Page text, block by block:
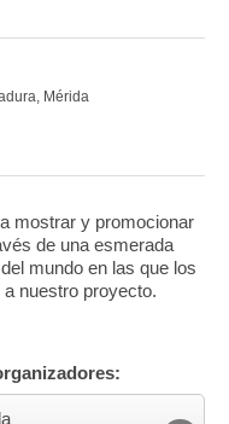
Mérida
mostrar y promocionar
de una esmerada
mundo en las que los
nuestro proyecto.